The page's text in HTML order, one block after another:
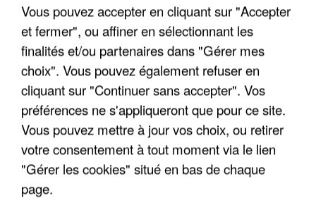
Vous pouvez accepter en cliquant sur "Accepter
et fermer", ou affiner en sélectionnant les
finalités et/ou partenaires dans "Gérer mes
choix". Vous pouvez également refuser en
cliquant sur "Continuer sans accepter". Vos
préférences ne s'appliqueront que pour ce site.
Vous pouvez mettre à jour vos choix, ou retirer
votre consentement à tout moment via le lien
"Gérer les cookies" situé en bas de chaque
page.